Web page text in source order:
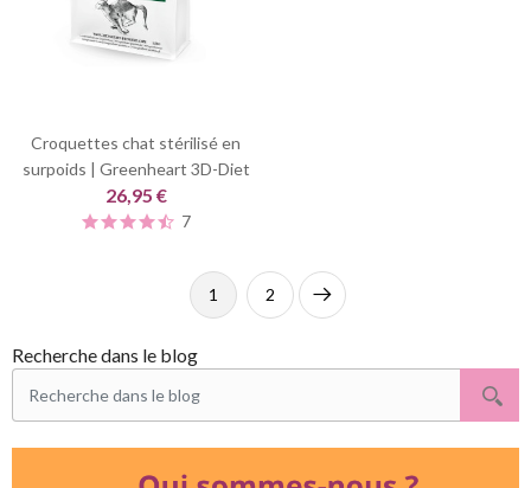
Recherche dans le blog
Croquettes chat stérilisé en
surpoids | Greenheart 3D-Diet
26,95 €
7
1 2
Suivant